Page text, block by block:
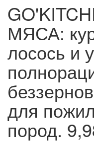
МЯСА:
лосось и
для
пород.